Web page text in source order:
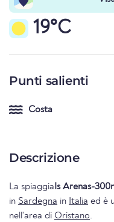
19°C
Punti salienti
Costa
Descrizione
La spiaggiaIs Arenas-
in Sardegna in Italia ed è
nell'area di Oristano.